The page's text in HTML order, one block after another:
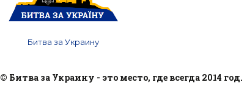
Битва за Украину
© Битва за Украину - это место, где всегда 2014 год.